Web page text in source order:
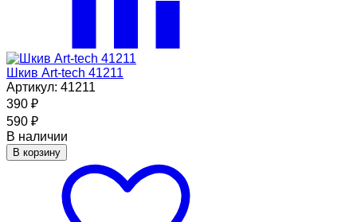
Шкив Art-tech 41211
Артикул: 41211
390 ₽
590 ₽
В наличии
В корзину